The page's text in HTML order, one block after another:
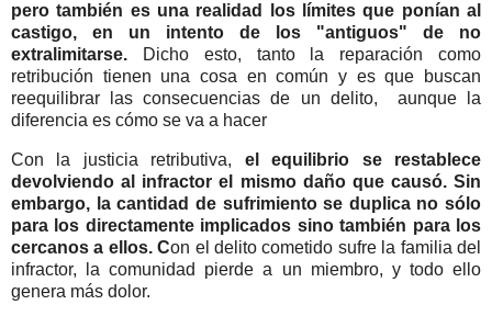
pero también es una realidad los límites que ponían al
castigo, en un intento de los "antiguos" de no
extralimitarse. Dicho esto, tanto la reparación como
retribución tienen una cosa en común y es que buscan
reequilibrar las consecuencias de un delito, aunque la
diferencia es cómo se va a hacer
Con la justicia retributiva, el equilibrio se restablece
devolviendo al infractor el mismo daño que causó. Sin
embargo, la cantidad de sufrimiento se duplica no sólo
para los directamente implicados sino también para los
cercanos a ellos. Con el delito cometido sufre la familia del
infractor, la comunidad pierde a un miembro, y todo ello
genera más dolor.